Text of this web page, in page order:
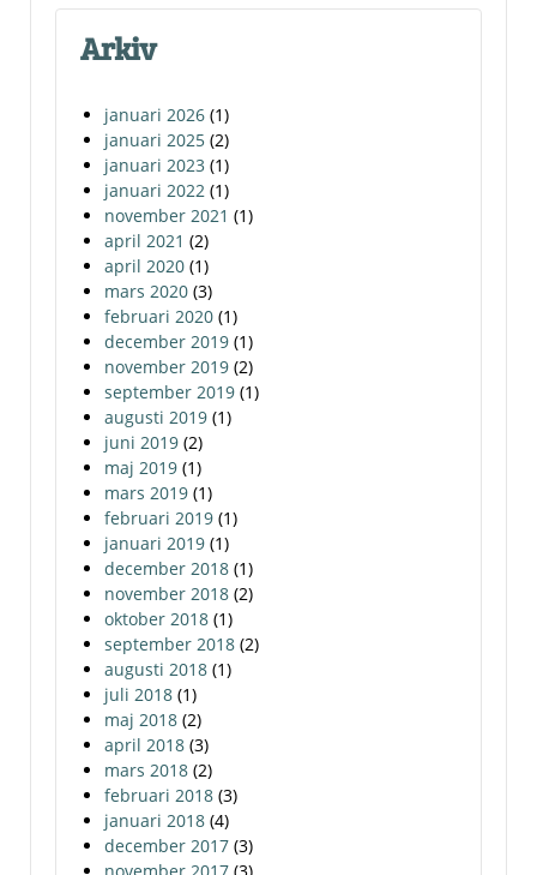
Arkiv
januari 2026 (1)
januari 2025 (2)
januari 2023 (1)
januari 2022 (1)
november 2021 (1)
april 2021 (2)
april 2020 (1)
mars 2020 (3)
februari 2020 (1)
december 2019 (1)
november 2019 (2)
september 2019 (1)
augusti 2019 (1)
juni 2019 (2)
maj 2019 (1)
mars 2019 (1)
februari 2019 (1)
januari 2019 (1)
december 2018 (1)
november 2018 (2)
oktober 2018 (1)
september 2018 (2)
augusti 2018 (1)
juli 2018 (1)
maj 2018 (2)
april 2018 (3)
mars 2018 (2)
februari 2018 (3)
januari 2018 (4)
december 2017 (3)